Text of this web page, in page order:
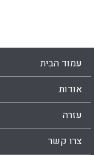
קטע שירה
מול
במטרה לתת
עם עבודות
עמוד הבית
אודות
עזרה
צרו קשר